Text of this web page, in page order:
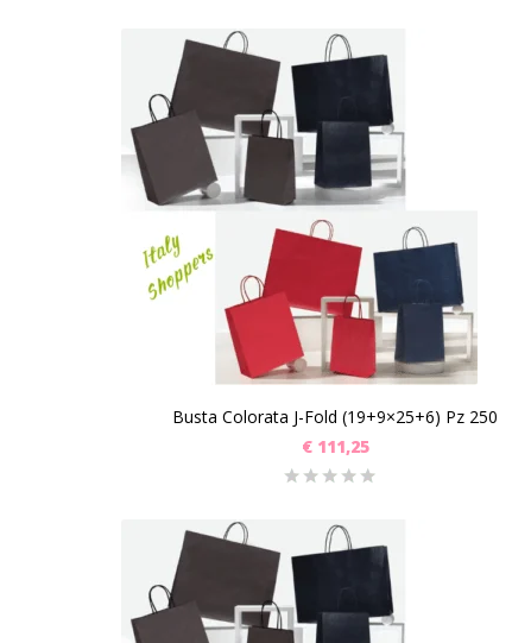
Busta Colorata J-Fold (19+9×25+6) Pz 250
€111,25